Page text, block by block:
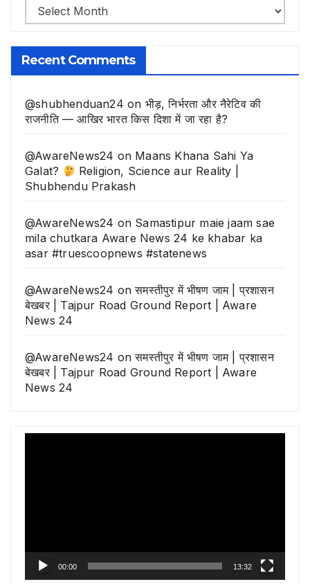
भूली-
बिसरी
खबरे
Recent Comments
@shubhenduan24 on भीड़, निर्भरता और नैरेटिव की
राजनीति — आखिर भारत किस दिशा में जा रहा है?
@AwareNews24 on Maans Khana Sahi Ya
Galat?
Religion, Science aur Reality |
Shubhendu Prakash
@AwareNews24 on Samastipur maie jaam sae
mila chutkara Aware News 24 ke khabar ka
asar #truescoopnews #statenews
@AwareNews24 onसमस्तीपुर में भीषण जाम | प्रशासन
बेखबर | Tajpur Road Ground Report | Aware
News 24
@AwareNews24 onसमस्तीपुर में भीषण जाम | प्रशासन
बेखबर | Tajpur Road Ground Report | Aware
News 24
00:00 13:32